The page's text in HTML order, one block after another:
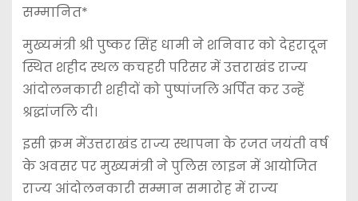
सम्मानित*
मुख्यमंत्री श्री पुष्कर सिंह धामी ने शनिवार को देहरादून
स्थित शहीद स्थल कचहरी परिसर में उत्तराखंड राज्य
आंदोलनकारी शहीदों को पुष्पांजलि अर्पित कर उन्हें
श्रद्धांजलि दी।
इसी क्रम मेंउत्तराखंड राज्य स्थापना के रजत जयंती वर्ष
के अवसर पर मुख्यमंत्री ने पुलिस लाइन में आयोजित
राज्य आंदोलनकारी सम्मान समारोह में राज्य